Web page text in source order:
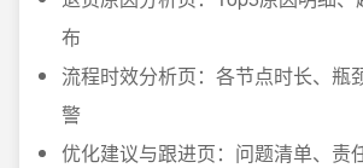
布
流程时效分析页：各节点时长、瓶
警
优化建议与跟进页：问题清单、责